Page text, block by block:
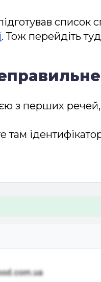
список
. Тож перейдіть
з перших речей,